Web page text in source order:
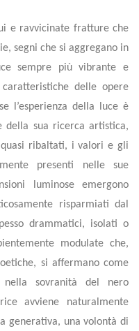
e ravvicinate fratture che
segni che si aggregano in
sempre più vibrante e
delle opere
l’esperienza della luce è
della sua ricerca artistica,
ribaltati, i valori e gli
presenti nelle sue
luminose emergono
risparmiati dal
drammatici, isolati o
modulate che,
si affermano come
sovranità del nero
avviene naturalmente
generativa, una volontà di